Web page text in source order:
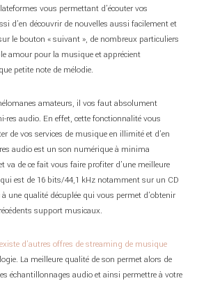
vous permettant d’écouter vos
d’en découvrir de nouvelles aussi facilement et
le bouton « suivant », de nombreux particuliers
amour pour la musique et apprécient
petite note de mélodie.
amateurs, il vos faut absolument
res audio. En effet, cette fonctionnalité vous
de vos services de musique en illimité et d’en
audio est un son numérique à minima
va de ce fait vous faire profiter d’une meilleure
est de 16 bits/44,1 kHz notamment sur un CD
une qualité décuplée qui vous permet d’obtenir
support musicaux.
d’autres offres de streaming de musique
La meilleure qualité de son permet alors de
échantillonnages audio et ainsi permettre à votre